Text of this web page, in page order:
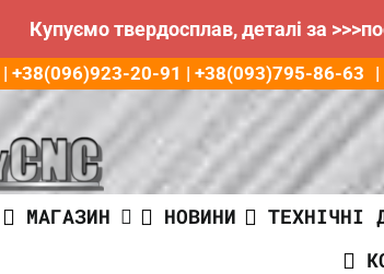
Купуємо твердосплав, деталі за
+38(096)923-20-91 | +38(093)795-86-63 |
МАГАЗИН НОВИНИ ТЕХНІЧНІ